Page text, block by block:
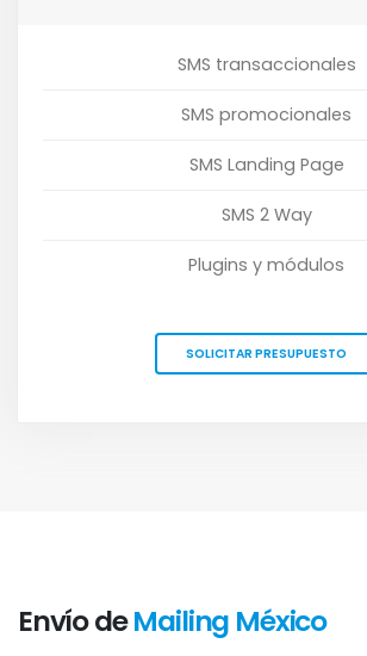
SMS transaccionales
SMS promocionales
SMS Landing Page
SMS 2 Way
Plugins y módulos
SOLICITAR PRESUPUESTO
Envío deMailing México